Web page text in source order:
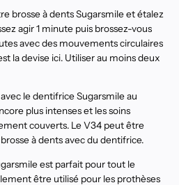
brosse à dents Sugarsmile et étalez
agir 1 minute puis brossez-vous
avec des mouvements circulaires
la devise ici. Utiliser au moins deux
le dentifrice Sugarsmile au
plus intenses et les soins
couverts. Le V34 peut être
à dents avec du dentifrice.
est parfait pour tout le
être utilisé pour les prothèses